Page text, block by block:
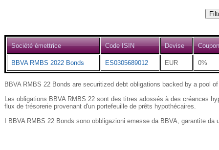
Société émettrice Code ISIN Devise Coupon
BBVA RMBS 2022 Bonds ES0305689012 EUR 0%
BBVA RMBS 22 Bonds are securitized debt obligations backed by a pool
Les obligations BBVA RMBS 22 sont des titres adossés à des créances
flux de trésorerie provenant d'un portefeuille de prêts hypothécaires.
I BBVA RMBS 22 Bonds sono obbligazioni emesse da BBVA, garantite